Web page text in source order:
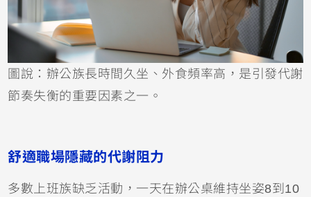
圖說：辦公族長時間久坐、外食頻率高，是引發代謝
節奏失衡的重要因素之一。
舒適職場隱藏的代謝阻力
多數上班族缺乏活動，一天在辦公桌維持坐姿8到10